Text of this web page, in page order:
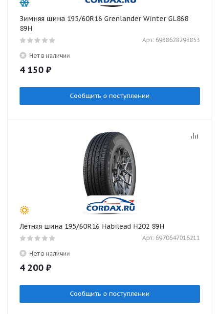
Зимняя шина 195/60R16 Grenlander Winter GL868
89H
Арт: 6938628293853
Нет в наличии
4 150 ₽
Сообщить о поступлении
Летняя шина 195/60R16 Habilead H202 89H
Арт: 6970647016211
Нет в наличии
4 200 ₽
Сообщить о поступлении